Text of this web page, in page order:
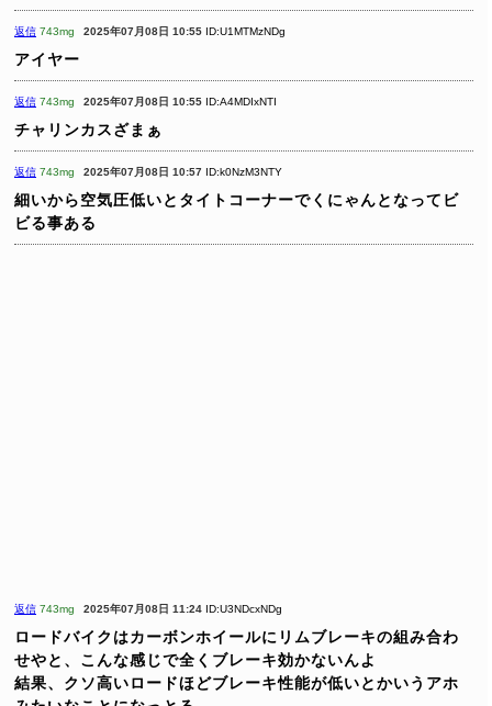
返信 743mg 2025年07月08日 10:55 ID:U1MTMzNDg
アイヤー
返信 743mg 2025年07月08日 10:55 ID:A4MDIxNTI
チャリンカスざまぁ
返信 743mg 2025年07月08日 10:57 ID:k0NzM3NTY
細いから空気圧低いとタイトコーナーでくにゃんとなってビ
ビる事ある
返信 743mg 2025年07月08日 11:24 ID:U3NDcxNDg
ロードバイクはカーボンホイールにリムブレーキの組み合わ
せやと、こんな感じで全くブレーキ効かないんよ
結果、クソ高いロードほどブレーキ性能が低いとかいうアホ